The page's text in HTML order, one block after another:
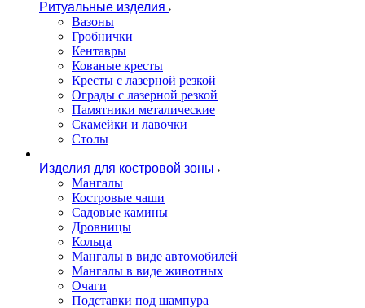
Ритуальные изделия
Вазоны
Гробнички
Кентавры
Кованые кресты
Кресты с лазерной резкой
Ограды с лазерной резкой
Памятники металические
Скамейки и лавочки
Столы
Изделия для костровой зоны
Мангалы
Костровые чаши
Садовые камины
Дровницы
Кольца
Мангалы в виде автомобилей
Мангалы в виде животных
Очаги
Подставки под шампура